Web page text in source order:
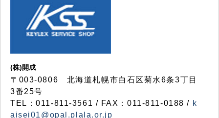
(株)開成
〒003-0806 北海道札幌市白石区菊水6条3丁目
3番25号
TEL：011-811-3561 / FAX：011-811-0188 / k
aisei01@opal.plala.or.jp